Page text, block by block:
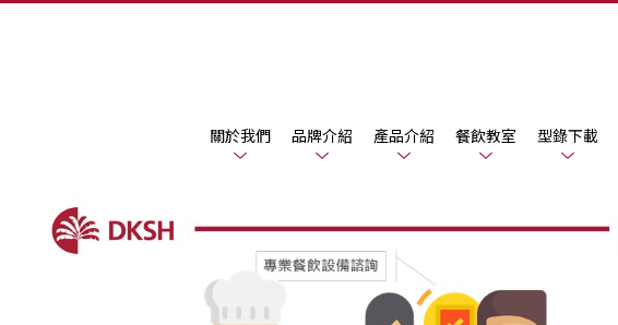
關於我們 品牌介紹 產品介紹 餐飲教室 型錄下載